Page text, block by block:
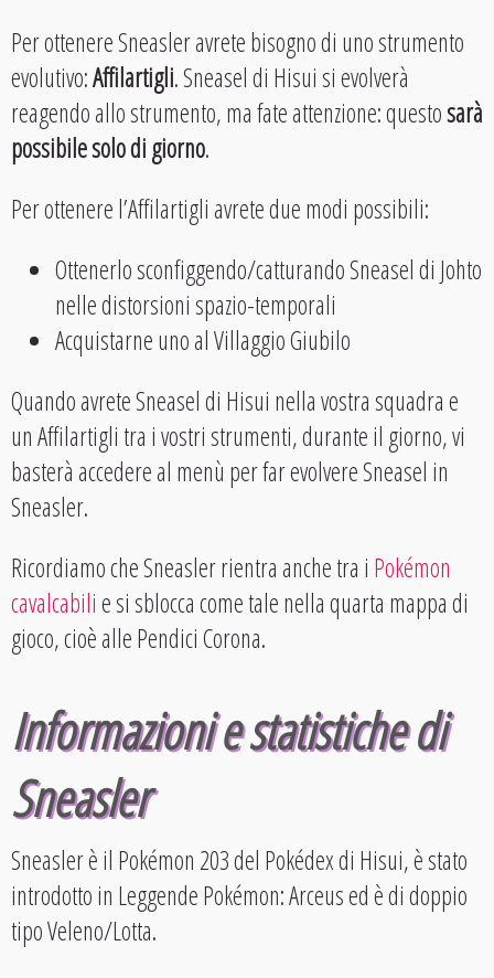
Per ottenere Sneasler avrete bisogno di uno strumento
evolutivo:Affilartigli. Sneasel di Hisui si evolverà
reagendo allo strumento, ma fate attenzione: questosarà
possibile solo di giorno.
Per ottenere l’Affilartigli avrete due modi possibili:
Ottenerlo sconfiggendo/catturando Sneasel di Johto
nelle distorsioni spazio-temporali
Acquistarne uno al Villaggio Giubilo
Quando avrete Sneasel di Hisui nella vostra squadra e
un Affilartigli tra i vostri strumenti, durante il giorno, vi
basterà accedere al menù per far evolvere Sneasel in
Sneasler.
Ricordiamo che Sneasler rientra anche tra i Pokémon
cavalcabilie si sblocca come tale nella quarta mappa di
gioco, cioè alle Pendici Corona.
Informazioni e statistiche di
Sneasler
Sneasler è il Pokémon 203 del Pokédex di Hisui, è stato
introdotto in Leggende Pokémon: Arceus ed è di doppio
tipo Veleno/Lotta.